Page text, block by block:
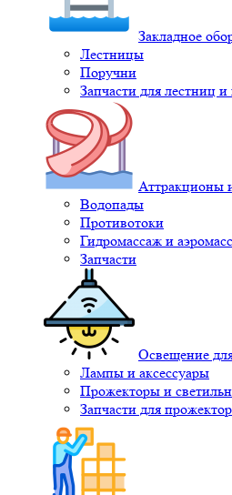
Закладное
Лестницы
Поручни
Запчасти для лестниц
Аттракционы
Водопады
Противотоки
Гидромассаж и
Запчасти
Освещение
Лампы и аксессуары
Прожекторы и
Запчасти для